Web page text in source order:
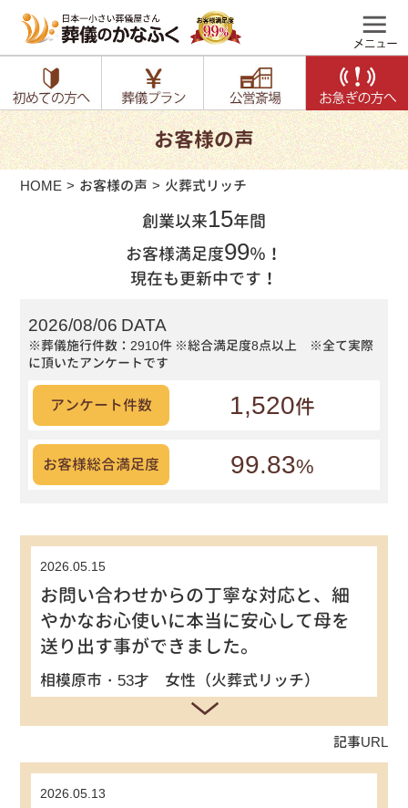
お客様の声
HOME お客様の声 火葬式リッチ
創業以来15年間
お客様満足度99％！
現在も更新中です！
2026/08/06 DATA
※葬儀施行件数：2910件 ※総合満足度8点以上 ※全て実際
に頂いたアンケートです
アンケート件数 1,520件
お客様総合満足度 99.83%
2026.05.15
お問い合わせからの丁寧な対応と、細
やかなお心使いに本当に安心して母を
送り出す事ができました。
相模原市・53才 女性（火葬式リッチ）
記事URL
2026.05.13